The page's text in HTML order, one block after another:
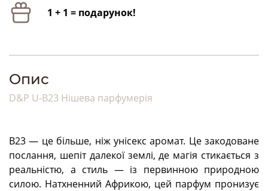
1 + 1 = подарунок!
Опис
D&P U-B23 Нішева парфумерія
В23 — це більше, ніж унісекс аромат. Це закодоване
послання, шепіт далекої землі, де магія стикається з
реальністю, а стиль — із первинною природною
силою. Натхненний Африкою, цей парфум пронизує